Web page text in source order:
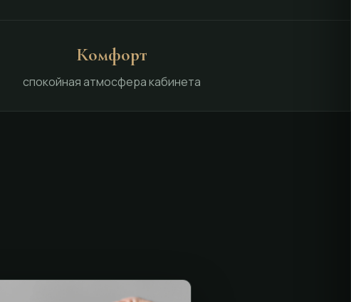
Комфорт
спокойная атмосфера кабинета